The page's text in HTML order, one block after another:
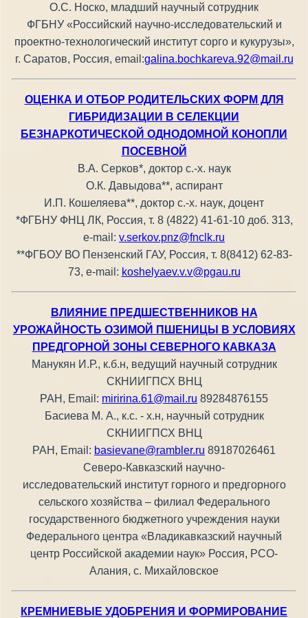
О.С. Носко, младший научный сотрудник
ФГБНУ «Российский научно-исследовательский и
проектно-технологический институт сорго и кукурузы»,
г. Саратов, Россия, email:galina.bochkareva.92@mail.ru
ОЦЕНКА И ОТБОР РОДИТЕЛЬСКИХ ФОРМ ДЛЯ
ГИБРИДИЗАЦИИ В СЕЛЕКЦИИ
БЕЗНАРКОТИЧЕСКОЙ ОДНОДОМНОЙ КОНОПЛИ
ПОСЕВНОЙ
В.А. Серков*, доктор с.-х. наук
О.К. Давыдова**, аспирант
И.П. Кошеляева**, доктор с.-х. наук, доцент
*ФГБНУ ФНЦ ЛК, Россия, т. 8 (4822) 41-61-10 доб. 313,
е-mail: v.serkov.pnz@fnclk.ru
**ФГБОУ ВО Пензенский ГАУ, Россия, т. 8(8412) 62-83-
73, e-mail: koshelyaev.v.v@pgau.ru
ВЛИЯНИЕ ПРЕДШЕСТВЕННИКОВ НА
УРОЖАЙНОСТЬ ОЗИМОЙ ПШЕНИЦЫ В УСЛОВИЯХ
ПРЕДГОРНОЙ ЗОНЫ СЕВЕРНОГО КАВКАЗА
Манукян И.Р., к.б.н, ведущий научный сотрудник
СКНИИГПСХ ВНЦ
РАН, Email: miririna.61@mail.ru 89284876155
Басиева М. А., к.с. - х.н, научный сотрудник
СКНИИГПСХ ВНЦ
РАН, Email: basievane@rambler.ru 89187026461
Северо-Кавказский научно-
исследовательский институт горного и предгорного
сельского хозяйства – филиал Федерального
государственного бюджетного учреждения науки
Федерального центра «Владикавказский научный
центр Российской академии наук» Россия, РСО-
Алания, с. Михайловское
КРЕМНИЕВЫЕ УДОБРЕНИЯ И ФОРМИРОВАНИЕ